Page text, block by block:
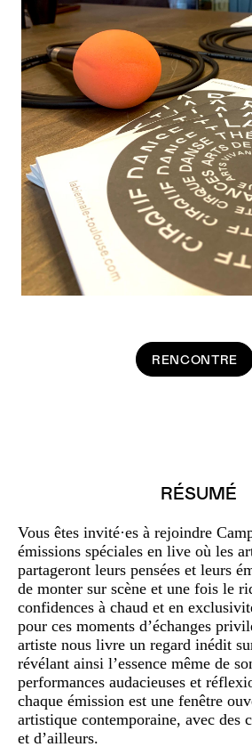
RENCONTRE
RÉSUMÉ
Vous êtes invité·es à rejoindre
émissions spéciales en live où les
partageront leurs pensées et leurs
de monter sur scène et une fois le
confidences à chaud et en
pour ces moments d’échanges
artiste nous livre un regard inédit
révélant ainsi l’essence même de
performances audacieuses et
chaque émission est une fenêtre
artistique contemporaine, avec des
et d’ailleurs.